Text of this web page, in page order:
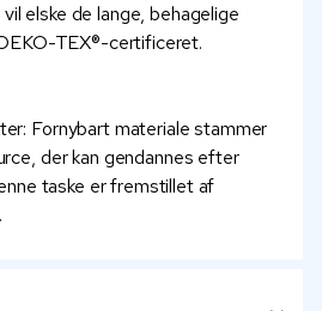
elske de lange, behagelige
TEX®-certificeret.
Fornybart materiale stammer
der kan gendannes efter
taske er fremstillet af